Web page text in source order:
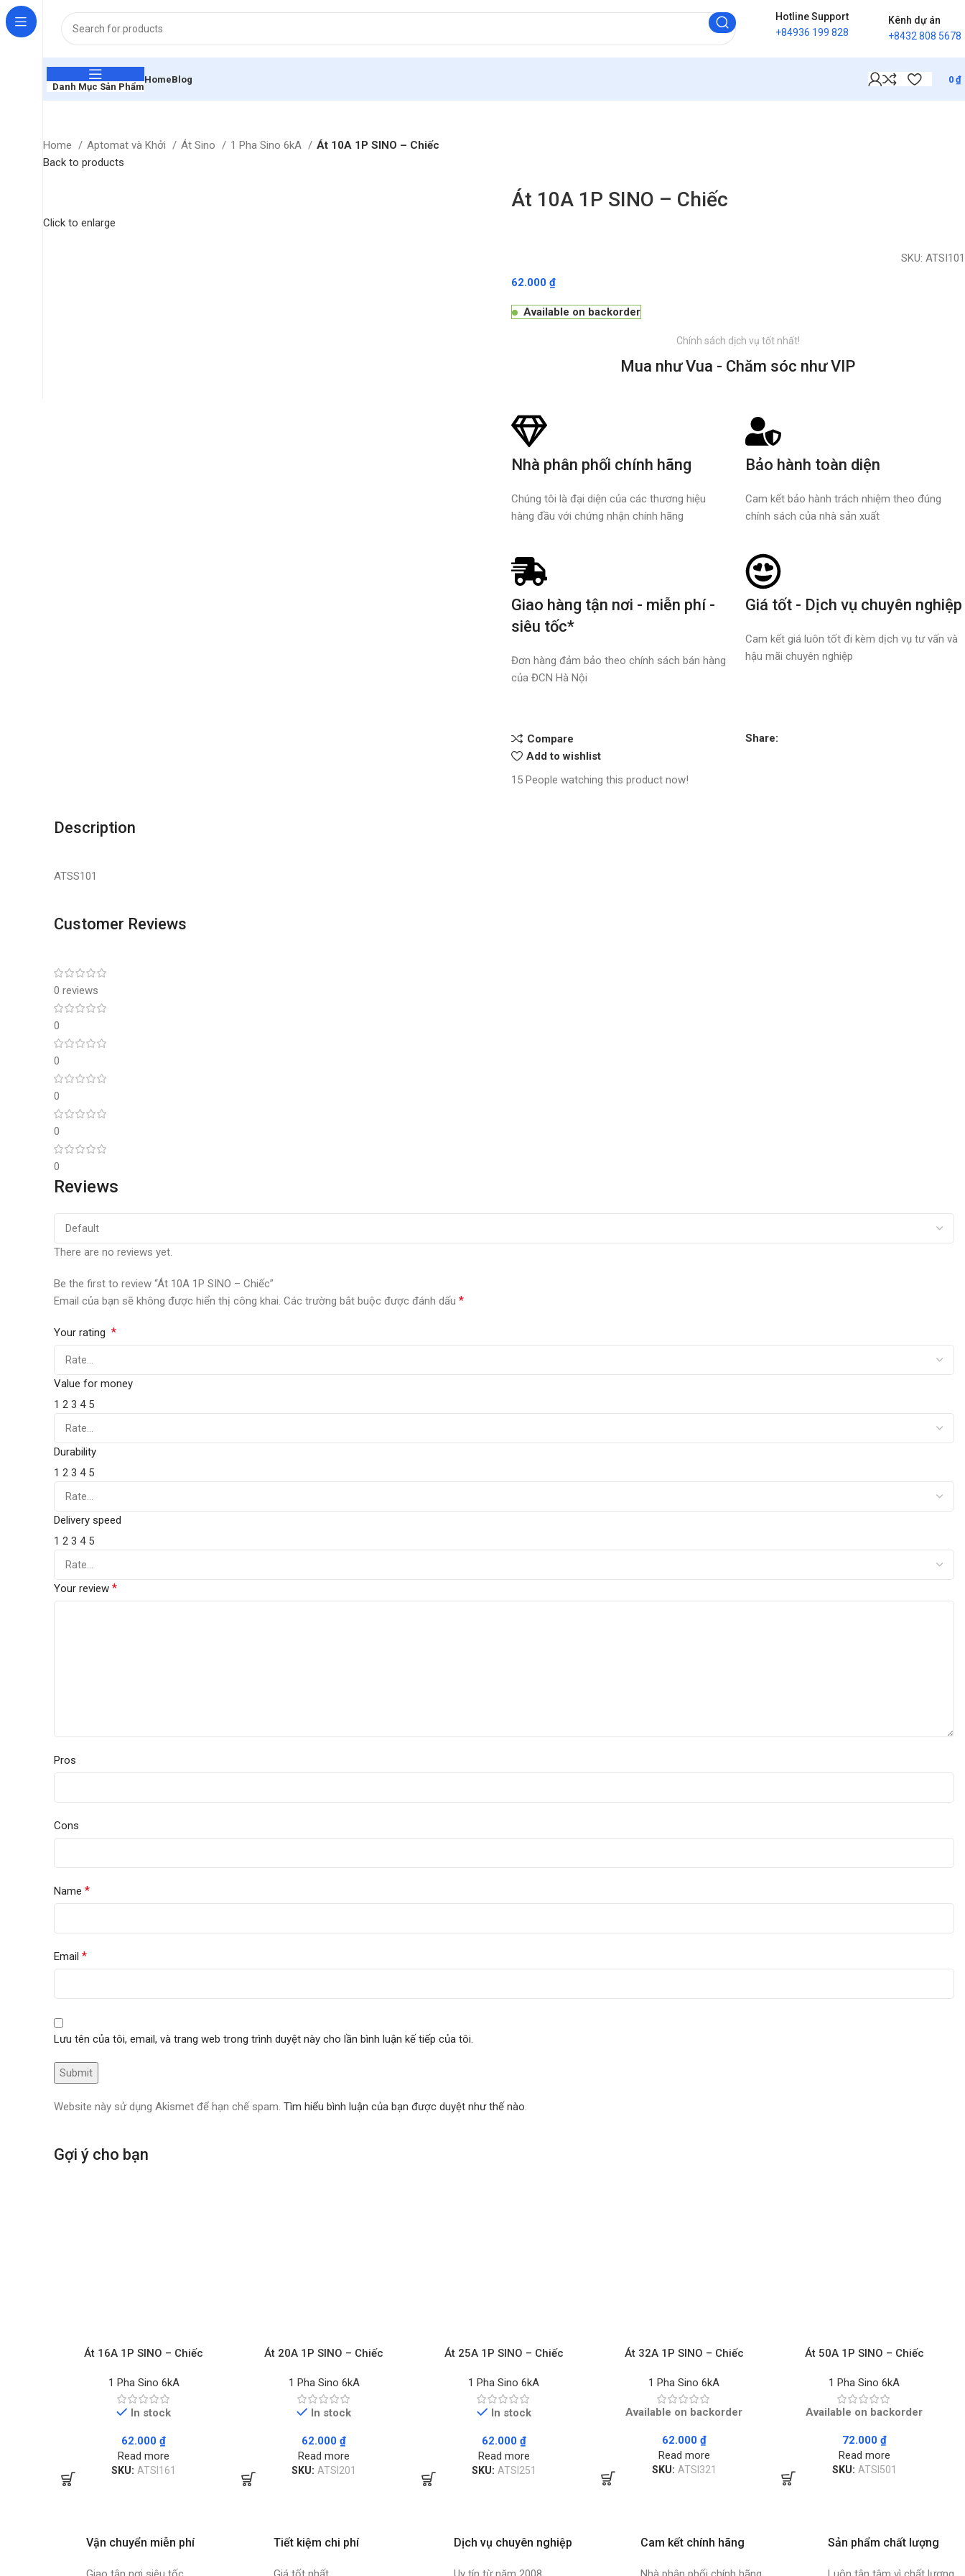
Hotline Support
+84936 199 828
Kênh dự án
+8432 808 5678
Danh Mục Sản Phẩm
HomeBlog 0 ₫
Home Aptomat và Khởi Át Sino 1 Pha Sino 6kA
Át 10A 1P SINO – Chiếc
Back to products
Click to enlarge
Át 10A 1P SINO – Chiếc
SKU: ATSI101
62.000 ₫
Available on backorder
Chính sách dịch vụ tốt nhất!
Mua như Vua - Chăm sóc như VIP
Nhà phân phối chính hãng
Chúng tôi là đại diện của các thương hiệu
hàng đầu với chứng nhận chính hãng
Bảo hành toàn diện
Cam kết bảo hành trách nhiệm theo đúng
chính sách của nhà sản xuất
Giao hàng tận nơi - miễn phí -
siêu tốc*
Đơn hàng đảm bảo theo chính sách bán hàng
của ĐCN Hà Nội
Giá tốt - Dịch vụ chuyên nghiệp
Cam kết giá luôn tốt đi kèm dịch vụ tư vấn và
hậu mãi chuyên nghiệp
Compare
Add to wishlist
Share:
15 People watching this product now!
Description
ATSS101
Customer Reviews
0 reviews
0
0
0
0
0
Reviews
There are no reviews yet.
Be the first to review “Át 10A 1P SINO – Chiếc”
Email của bạn sẽ không được hiển thị công khai. Các trường bắt buộc được đánh dấu *
Your rating *
Value for money
1 2 3 4 5
Durability
1 2 3 4 5
Delivery speed
1 2 3 4 5
Your review *
Pros
Cons
Name *
Email *
Lưu tên của tôi, email, và trang web trong trình duyệt này cho lần bình luận kế tiếp của tôi.
Website này sử dụng Akismet để hạn chế spam. Tìm hiểu bình luận của bạn được duyệt như thế nào.
Gợi ý cho bạn
Át 16A 1P SINO – Chiếc
1 Pha Sino 6kA
In stock
62.000₫
Read more
SKU: ATSI161
Át 20A 1P SINO – Chiếc
1 Pha Sino 6kA
In stock
62.000₫
Read more
SKU: ATSI201
Át 25A 1P SINO – Chiếc
1 Pha Sino 6kA
In stock
62.000 ₫
Read more
SKU: ATSI251
Át 32A 1P SINO – Chiếc
1 Pha Sino 6kA
Available on backorder
62.000 ₫
Read more
SKU: ATSI321
Át 50A 1P SINO – Chiếc
1 Pha Sino 6kA
Available on backorder
72.000 ₫
Read more
SKU: ATSI501
Vận chuyển miễn phí Tiết kiệm chi phí Dịch vụ chuyên nghiệp Cam kết chính hãng Sản phẩm chất lượng